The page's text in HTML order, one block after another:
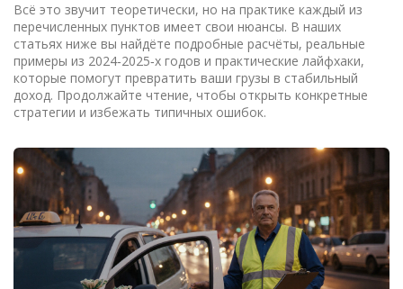
Всё это звучит теоретически, но на практике каждый из
перечисленных пунктов имеет свои нюансы. В наших
статьях ниже вы найдёте подробные расчёты, реальные
примеры из 2024‑2025‑х годов и практические лайфхаки,
которые помогут превратить ваши грузы в стабильный
доход. Продолжайте чтение, чтобы открыть конкретные
стратегии и избежать типичных ошибок.